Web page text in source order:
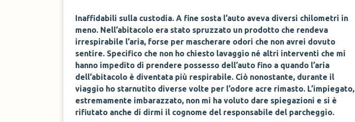
Inaffidabili sulla custodia. A fine sosta l’auto aveva diversi chilometri in
meno. Nell’abitacolo era stato spruzzato un prodotto che rendeva
irrespirabile l’aria, forse per mascherare odori che non avrei dovuto
sentire. Specifico che non ho chiesto lavaggio né altri interventi che mi
hanno impedito di prendere possesso dell’auto fino a quando l’aria
dell’abitacolo è diventata più respirabile. Ciò nonostante, durante il
viaggio ho starnutito diverse volte per l’odore acre rimasto. L’impiegato,
estremamente imbarazzato, non mi ha voluto dare spiegazioni e si è
rifiutato anche di dirmi il cognome del responsabile del parcheggio.